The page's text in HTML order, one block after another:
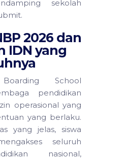
sekolah
2026 dan
IDN yang
School
pendidikan
operasional yang
yang berlaku.
yang jelas, siswa
seluruh
nasional,